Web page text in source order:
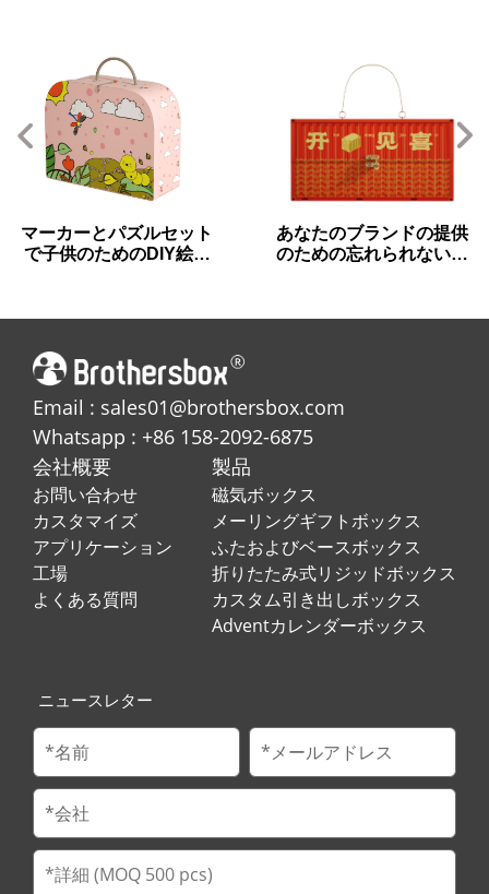
マーカーとパズルセット
で子供のためのDIY絵画
あなたのブランドの提供
のための忘れられない段
Email : sales01@brothersbox.com
Whatsapp : +86 158-2092-6875
会社概要
お問い合わせ
カスタマイズ
アプリケーション
工場
よくある質問
製品
磁気ボックス
メーリングギフトボックス
ふたおよびベースボックス
折りたたみ式リジッドボックス
カスタム引き出しボックス
Adventカレンダーボックス
ニュースレター